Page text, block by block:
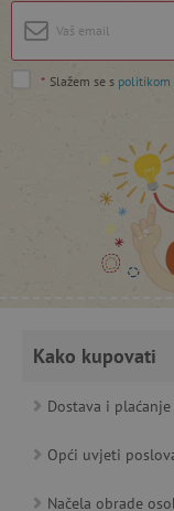
* Slažem se s politikom
Kako kupovati
Dostava i plaćanje
Opći uvjeti
Načela obrade
_lb_ccc